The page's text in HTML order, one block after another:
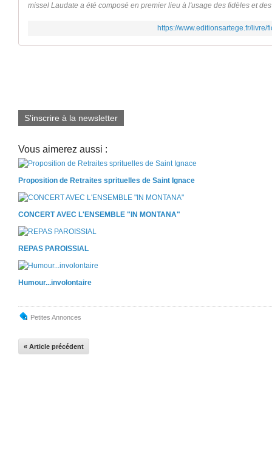
missel Laudate a été composé en premier lieu à l'usage des fidèles et
https://www.editionsartege.fr/
S'inscrire à la newsletter
Vous aimerez aussi :
Proposition de Retraites sprituelles de Saint Ignace
CONCERT AVEC L'ENSEMBLE "IN MONTANA"
REPAS PAROISSIAL
Humour...involontaire
Petites Annonces
« Article précédent